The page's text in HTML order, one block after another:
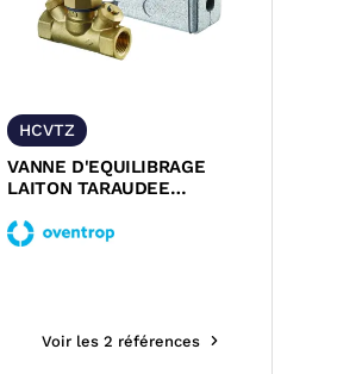
HCVTZ
VANNE D'EQUILIBRAGE
LAITON TARAUDEE
HYCOCON VTZ...
Voir les 2 références